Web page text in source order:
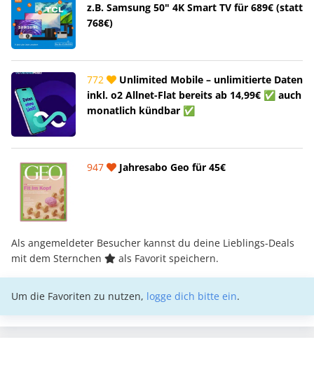
z.B. Samsung 50" 4K Smart TV für 689€ (statt
768€)
772
Unlimited Mobile – unlimitierte Daten
inkl. o2 Allnet-Flat bereits ab 14,99€ ✅ auch
monatlich kündbar ✅
947 Jahresabo Geo für 45€
Als angemeldeter Besucher kannst du deine Lieblings-Deals
mit dem Sternchen
als Favorit speichern.
Um die Favoriten zu nutzen, logge dich bitte ein.